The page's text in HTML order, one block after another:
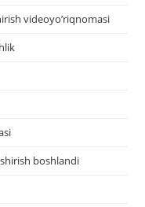
videoyo’riqnomasi
boshlandi